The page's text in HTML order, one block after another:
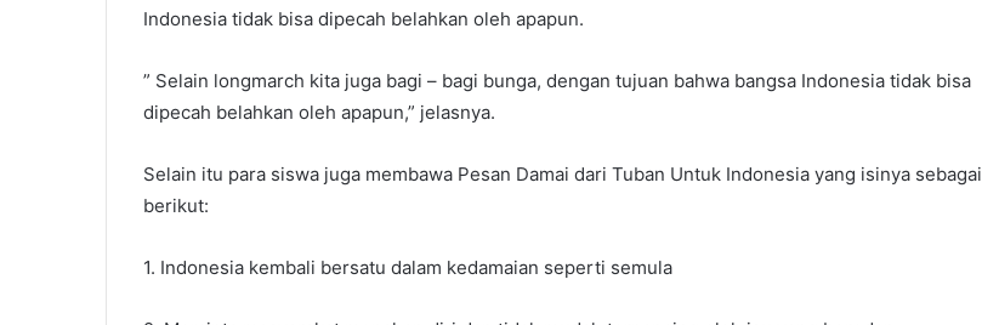
Indonesia tidak bisa dipecah belahkan oleh apapun.
” Selain longmarch kita juga bagi – bagi bunga, dengan tujuan bahwa bangsa Indonesia tidak bisa
dipecah belahkan oleh apapun,” jelasnya.
Selain itu para siswa juga membawa Pesan Damai dari Tuban Untuk Indonesia yang isinya sebagai
berikut:
1. Indonesia kembali bersatu dalam kedamaian seperti semula